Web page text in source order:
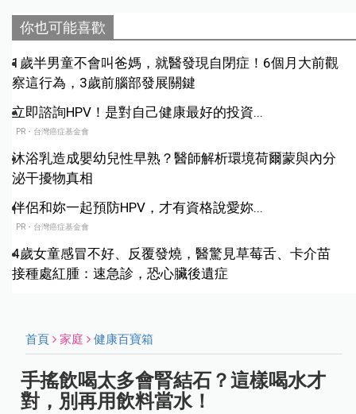
你也可能喜歡
1歲半男童不會叫爸媽，就醫發現自閉症！6個月大前觀
察這行為，3歲前腦部發展關鍵
立即諮詢HPV！是對自己健康最好的投資...
PR・台灣癌症基金會
沐浴乳造成嬰幼兒性早熟？醫師解析環境荷爾蒙與內分
泌干擾物真相
伴侶和妳一起預防HPV，才有資格說愛妳...
PR・台灣癌症基金會
4歲女童感冒不好、反覆發燒，醫驚見草莓舌、卡介苗
接種處紅腫：速急診，恐心臟後遺症
首頁 家庭 健康百寶箱
手搖飲喝太多會腎結石？這樣喝水才
對，別再用飲料當水！